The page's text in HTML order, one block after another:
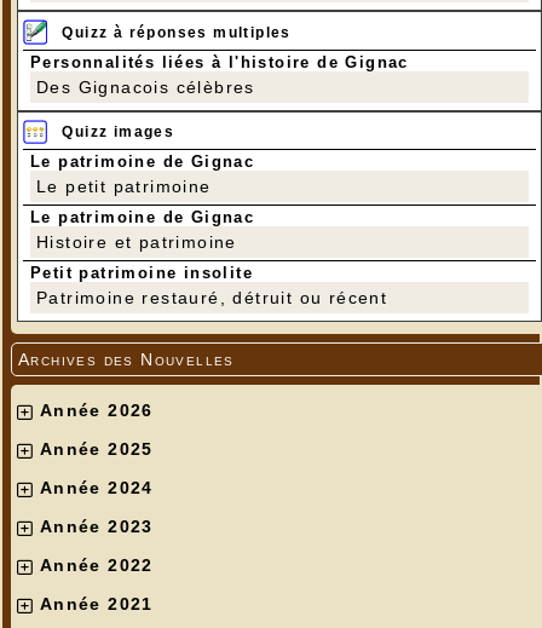
Quizz à réponses multiples
Personnalités liées à l'histoire de Gignac
Des Gignacois célèbres
Quizz images
Le patrimoine de Gignac
Le petit patrimoine
Le patrimoine de Gignac
Histoire et patrimoine
Petit patrimoine insolite
Patrimoine restauré, détruit ou récent
Archives des Nouvelles
Année 2026
Année 2025
Année 2024
Année 2023
Année 2022
Année 2021